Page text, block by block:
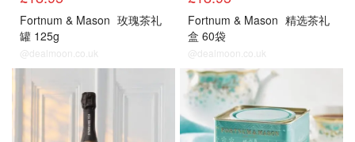
Fortnum & Mason 玫瑰茶礼
罐 125g
@dealmoon.co.uk
Fortnum & Mason 精选茶礼
盒 60袋
@dealmoon.co.uk